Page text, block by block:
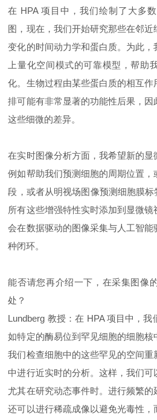
在 HPA 项目中，我们绘制了大多
图，现在，我们开始研究那些在邻
变化的时间动力学和蛋白质。为此
上量化空间模式的可靠模型，帮助
化。生物过程由某些蛋白质的相互
排可能有非常显著的功能性后果，
这些细微的差异。
在实时图像分析方面，我希望新的显
例如帮助我们预测细胞的周期位置
段，或者从明视场图像预测细胞膜
所有这些增强特性实时添加到显微
会在数据驱动的图像采集与人工智
种闭环。
能否请您再介绍一下，在采集图像
处？
Lundberg 教授：在 HPA 项目中，
如特定的酶易位到罕见细胞的细胞
我们检查细胞中的这些罕见的空间
中进行近实时的分析。这样，我们可
尤其在研究动态事件时。进行频繁
还可以进行稀疏成像以避免光毒性